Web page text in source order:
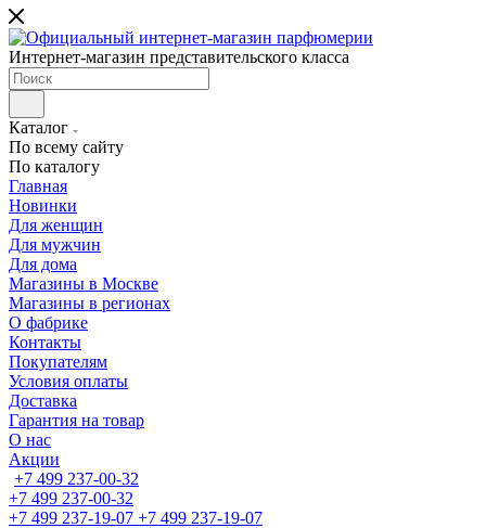
Интернет-магазин представительского класса
Каталог
По всему сайту
По каталогу
Главная
Новинки
Для женщин
Для мужчин
Для дома
Магазины в Москве
Магазины в регионах
О фабрике
Контакты
Покупателям
Условия оплаты
Доставка
Гарантия на товар
О нас
Акции
+7 499 237-00-32
+7 499 237-00-32
+7 499 237-19-07 +7 499 237-19-07